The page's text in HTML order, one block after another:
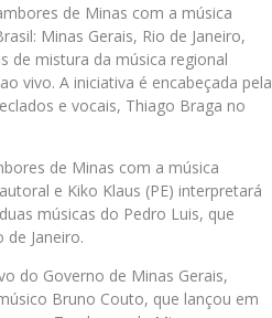
de Minas com a música
Minas Gerais, Rio de Janeiro,
de mistura da música regional
vivo. A iniciativa é encabeçada pela
e vocais, Thiago Braga no
de Minas com a música
e Kiko Klaus (PE) interpretará
músicas do Pedro Luis, que
Janeiro.
do Governo de Minas Gerais,
Bruno Couto, que lançou em